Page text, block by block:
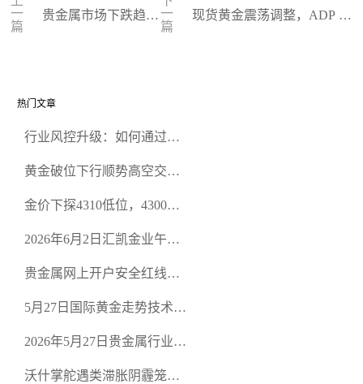
一
篇
贵金属市场下跌趋势一
篇
现货黄金震荡调整，ADP 数
热门文章
行业风控升级：如何通过正
规黄金开户交易平台？
黄金破位下行顺势高空交易
金价下探4310低位，4300关
2026年6月2日汇凯金业午盘
空头清算算法如何布防？
贵金属网上开户安全红线：
恶意洗盘陷阱
5月27日国际黄金走势技术盘
规黄金平台全方位行情解析
2026年5月27日贵金属行业新
正规贵金属开户平台迎开户
沃什掌舵遇类滞胀阴霾笼